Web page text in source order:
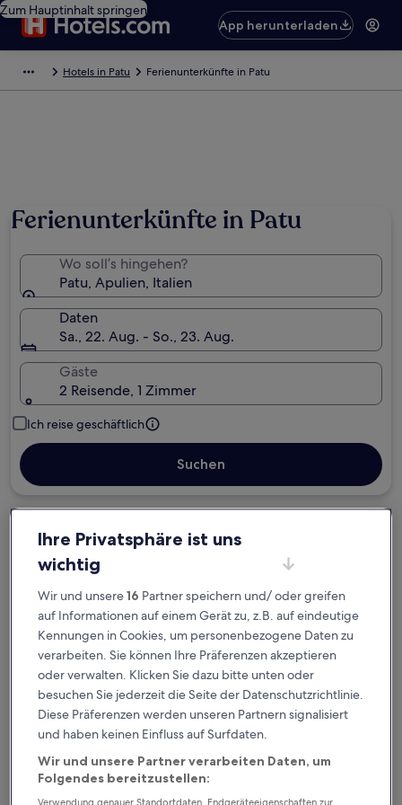
Zum Hauptinhalt springen
App herunterladen
Hotels in Patu Ferienunterkünfte in Patu
Ferienunterkünfte in Patu
Wo soll’s hingehen?
Patu, Apulien, Italien
Daten
Sa., 22. Aug. - So., 23. Aug.
Gäste
2 Reisende, 1 Zimmer
Ich reise geschäftlich
Suchen
Kostenlose Stornierung bei
Planänderungen
Verdiene Prämien für jede
wahrgenommene Übernachtung
Mehr sparen mit Preisen für Mitglieder
Überprüfe die Preise für diese Daten
Heute
8. Aug. - 9. Aug.
9. Aug. - 10. Aug.
Ihre Privatsphäre ist uns
wichtig
Wir und unsere16 Partner speichern und/ oder greifen
auf Informationen auf einem Gerät zu, z.B. auf eindeutige
Kennungen in Cookies, um personenbezogene Daten zu
verarbeiten. Sie können Ihre Präferenzen akzeptieren
oder verwalten. Klicken Sie dazu bitte unten oder
besuchen Sie jederzeit die Seite der Datenschutzrichtlinie.
Diese Präferenzen werden unseren Partnern signalisiert
und haben keinen Einfluss auf Surfdaten.
Wir und unsere Partner verarbeiten Daten, um
Folgendes bereitzustellen:
Verwendung genauer Standortdaten. Endgeräteeigenschaften zur